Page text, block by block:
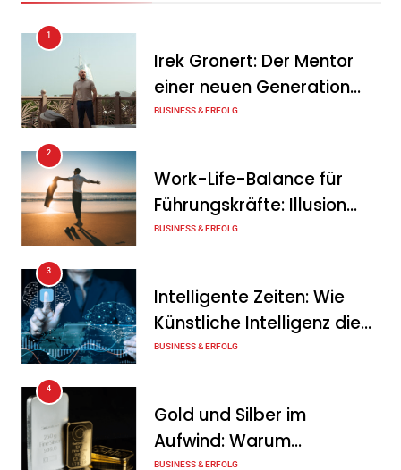
Geschäftsverlauf im
zweiten Quartal
Intersolar-Trend 2026:
Warum Batteriespeicher
zum wichtigsten Baustein
der Energiewende werden
Tanja Schiller 6. August 2026
1
Irek Gronert: Der Mentor
einer neuen Generation
von Unternehmern
BUSINESS & ERFOLG
2
Work-Life-Balance für
Führungskräfte: Illusion
oder echte Chance?
BUSINESS & ERFOLG
3
Intelligente Zeiten: Wie
Künstliche Intelligenz die
Geschäftswelt verändert
BUSINESS & ERFOLG
4
Gold und Silber im
Aufwind: Warum
BUSINESS & ERFOLG